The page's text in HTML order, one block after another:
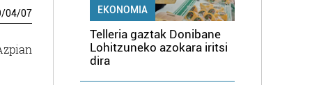
/04/07 EKONOMIA
Telleria gaztak Donibane
Lohitzuneko azokara iritsi
dira